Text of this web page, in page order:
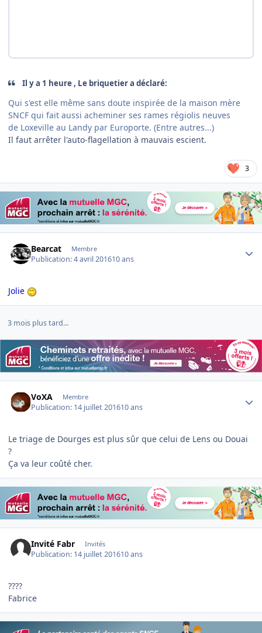
Il y a 1 heure , Le briquetier a déclaré:
Qui s'est elle même sans doute inspirée de la maison mère
SNCF qui fait aussi acheminer ses rames régiolis neuves
de Loxeville au Landy par Europorte. (Entre autres...)
Il faut arrêter l'auto-flagellation à mauvais escient.
3
Bearcat Membre
Publication:4 avril 201610 ans
Jolie
3 mois plus tard...
VoXA Membre
Publication: 14 juillet 201610 ans
Le triage de Dourges est plus sûr que celui de Lens ou Douai
?
Ça va leur coûté cher.
Invité Fabr Invités
Publication: 14 juillet 201610 ans
????
Fabrice